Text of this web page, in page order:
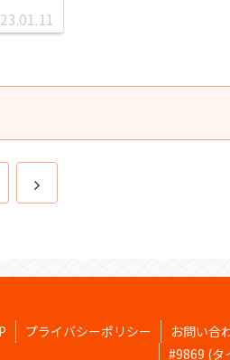
次
プライバシーポリシー お問い合
#9869 (タ